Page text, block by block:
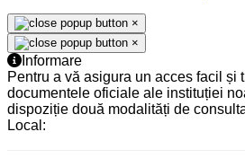
×
×
Informare
Pentru a vă asigura un acces facil și
documentele oficiale ale instituției
dispoziție două modalități de
Local: